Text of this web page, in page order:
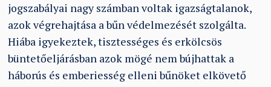
jogszabályai nagy számban voltak igazságtalanok,
azok végrehajtása a bűn védelmezését szolgálta.
Hiába igyekeztek, tisztességes és erkölcsös
büntetőeljárásban azok mögé nem bújhattak a
háborús és emberiesség elleni bűnöket elkövető